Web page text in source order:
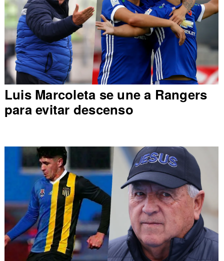
Luis Marcoleta se une a Rangers
para evitar descenso